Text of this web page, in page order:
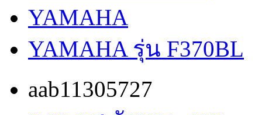
YAMAHA
YAMAHA รุ่น F370BL
aab11305727